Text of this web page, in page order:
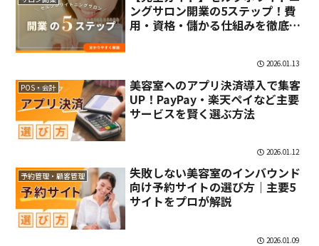
ングサロン開業の5ステップ！費
用・資格・儲かる仕組みを徹底解
2026.01.13
POS・会計
美容室へのアプリ決済導入で集客
UP！PayPay・楽天ペイなど主要
サービスを賢く選ぶ方法
2026.01.12
予約管理・顧客管理
失敗しない美容室のインバウンド
向け予約サイトの選び方｜主要5
サイトをプロが解説
2026.01.09